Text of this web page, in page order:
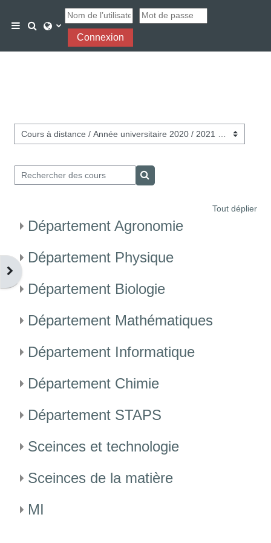
Panneau latéral
Activer/désactiver la saisie de recherche
Connexion
Ouvrir le tiroir des blocs
Catégories de cours
Rechercher des cours
Rechercher des cours
Tout déplier
Département Agronomie
Département Physique
Département Biologie
Département Mathématiques
Département Informatique
Département Chimie
Département STAPS
Sceinces et technologie
Sceinces de la matière
MI